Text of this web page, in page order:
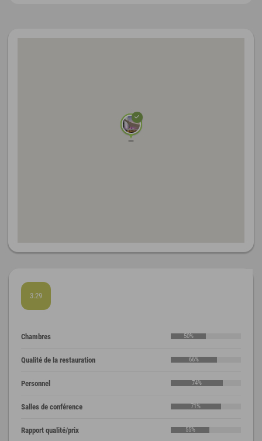
3.29
Chambres 50%
Qualité de la restauration 66%
Personnel 74%
Salles de conférence 71%
Rapport qualité/prix 55%